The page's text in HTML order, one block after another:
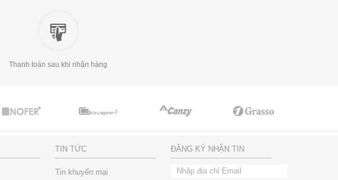
Thanh toán sau khi nhận hàng
TIN TỨC
Tin khuyến mại
ĐĂNG KÝ NHẬN TIN